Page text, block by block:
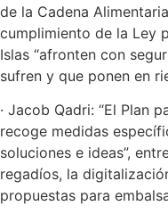
de la Cadena
cumplimiento de la Ley
Islas “afronten con
sufren y que ponen en
· Jacob Qadri: “El Plan
recoge medidas
soluciones e ideas”,
regadíos, la
propuestas para